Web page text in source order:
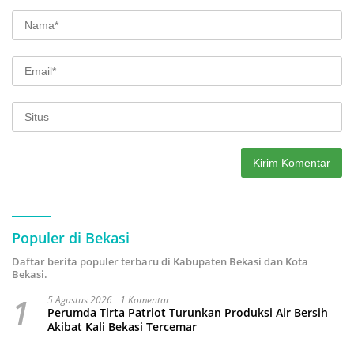
Populer di Bekasi
Daftar berita populer terbaru di Kabupaten Bekasi dan Kota
Bekasi.
1 5 Agustus 2026 1 Komentar
Perumda Tirta Patriot Turunkan Produksi Air Bersih
Akibat Kali Bekasi Tercemar